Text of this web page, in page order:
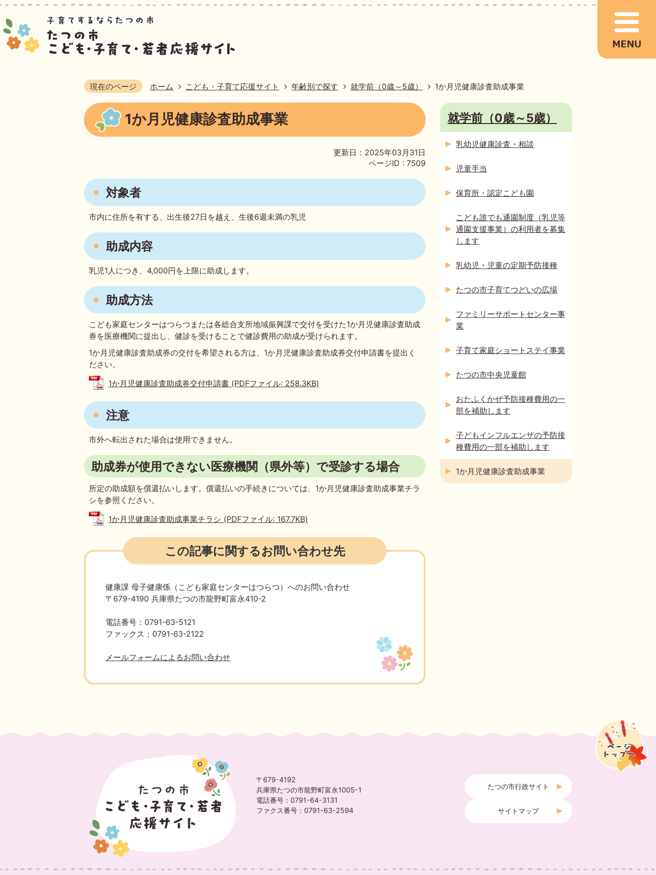
現在のページ ホーム こども・子育て応援サイト 年齢別で探す 就学前（0歳～5歳） 1か月児健康診査助成事業
1か月児健康診査助成事業
更新日：2025年03月31日
ページID : 7509
対象者
市内に住所を有する、出生後27日を越え、生後6週未満の乳児
助成内容
乳児1人につき、4,000円を上限に助成します。
助成方法
こども家庭センターはつらつまたは各総合支所地域振興課で交付を受けた1か月児健康診査助成
券を医療機関に提出し、健診を受けることで健診費用の助成が受けられます。
1か月児健康診査助成券の交付を希望される方は、1か月児健康診査助成券交付申請書を提出く
ださい。
1か月児健康診査助成券交付申請書 (PDFファイル: 258.3KB)
注意
市外へ転出された場合は使用できません。
助成券が使用できない医療機関（県外等）で受診する場合
所定の助成額を償還払いします。償還払いの手続きについては、1か月児健康診査助成事業チラ
シを参照ください。
1か月児健康診査助成事業チラシ (PDFファイル: 167.7KB)
この記事に関するお問い合わせ先
健康課 母子健康係（こども家庭センターはつらつ）へのお問い合わせ
〒679-4190 兵庫県たつの市龍野町富永410-2
電話番号：0791-63-5121
ファックス：0791-63-2122
メールフォームによるお問い合わせ
就学前（0歳～5歳）
乳幼児健康診査・相談
児童手当
保育所・認定こども園
こども誰でも通園制度（乳児等
通園支援事業）の利用者を募集
します
乳幼児・児童の定期予防接種
たつの市子育てつどいの広場
ファミリーサポートセンター事
業
子育て家庭ショートステイ事業
たつの市中央児童館
おたふくかぜ予防接種費用の一
部を補助します
子どもインフルエンザの予防接
種費用の一部を補助します
1か月児健康診査助成事業
〒679-4192
兵庫県たつの市龍野町富永1005-1
電話番号：0791-64-3131
ファクス番号：0791-63-2594
たつの市行政サイト
サイトマップ